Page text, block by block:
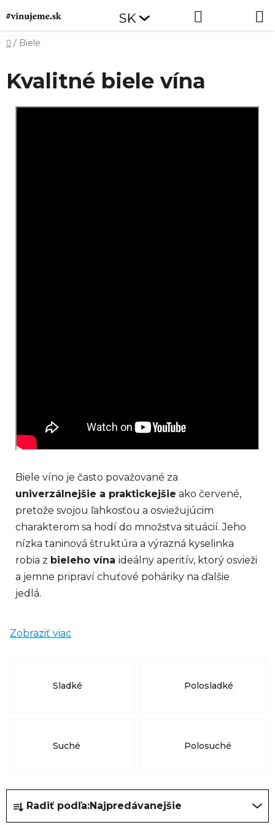
na
obsah
SK
Domov
/ Biele
Kvalitné biele vína
Biele víno je často považované za
univerzálnejšie a praktickejšie ako červené,
pretože svojou ľahkosťou a osviežujúcim
charakterom sa hodí do množstva situácií. Jeho
nízka taninová štruktúra a výrazná kyselinka
robia z bieleho vína ideálny aperitív, ktorý osvieži
a jemne pripraví chuťové poháriky na ďalšie
jedlá.
Zobraziť viac
Sladké Polosladké
Suché Polosuché
a
Radiť podľa:Najpredávanejšie